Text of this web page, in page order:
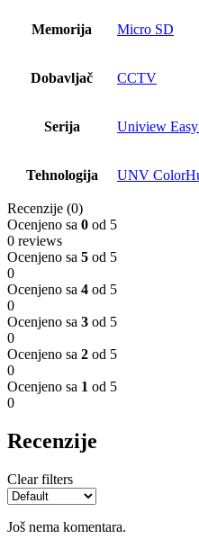
Memorija Micro SD
Dobavljač CCTV
Serija Uniview
Tehnologija UNV
Recenzije (0)
Ocenjeno sa 0 od 5
0 reviews
Ocenjeno sa 5 od 5
0
Ocenjeno sa 4 od 5
0
Ocenjeno sa 3 od 5
0
Ocenjeno sa 2 od 5
0
Ocenjeno sa 1 od 5
0
Recenzije
Clear filters
Još nema komentara.